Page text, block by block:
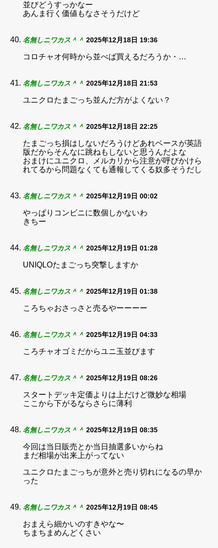
並びどうすっかなー
あんま行く価値もなさそうだけど
名無しニワカス＾＾ 2025年12月18日 19:36
コロチャオ何時から並べば買えるだろうか・…
名無しニワカス＾＾ 2025年12月18日 21:53
ユニクロたまごっち並んだ方がよくない？
名無しニワカス＾＾ 2025年12月18日 22:25
たまごっち損はしないだろうけどあれベースが英語
版だからそんなに跳ねもしないと思うんだよな
おまけにユニクロ、メルカリから注意が呼びかけら
れてるから問題なくても通報してくる奴多そうだし
名無しニワカス＾＾ 2025年12月19日 00:02
やっぱりコンビニに数個しかないわ
きちー
名無しニワカス＾＾ 2025年12月19日 01:28
UNIQLOたまごっち突撃しますか
名無しニワカス＾＾ 2025年12月19日 01:38
ころちゃおさっさと売るやーーーー
名無しニワカス＾＾ 2025年12月19日 04:33
ころチャオゴミだからユニ玉並びます
名無しニワカス＾＾ 2025年12月19日 08:26
スタートデッキ定価よりは上だけど微妙な相場
ここから下がるならさらに薄利
名無しニワカス＾＾ 2025年12月19日 08:35
今回は当日販売とか当日抽選多いからね
まだ相場が出来上がってない
ユニクロたまごっちが意外と売り切れになるの早か
った
名無しニワカス＾＾ 2025年12月19日 08:45
おまえら細かいのすきやな〜
ちまちまめんどくさい